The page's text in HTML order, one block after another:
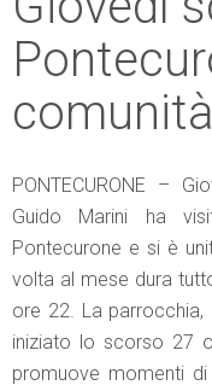
PONTECURONE –
Guido Marini ha
Pontecurone e si è
volta al mese dura
ore 22. La parrocchia,
iniziato lo scorso 27
promuove momenti